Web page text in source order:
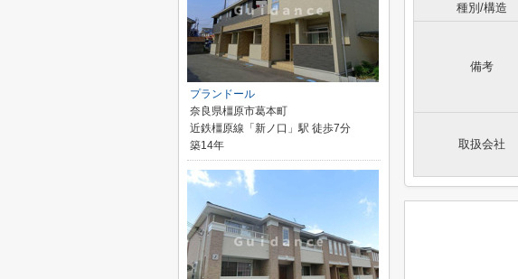
種別/構造
備考
取扱会社
プランドール
奈良県橿原市葛本町
近鉄橿原線「新ノ口」駅 徒歩7分
築14年